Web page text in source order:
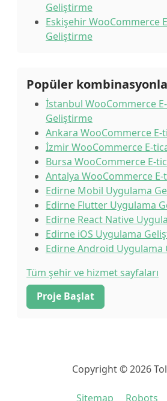
Geliştirme
Eskişehir WooCommerce
Geliştirme
Popüler
İstanbul WooCommerce
Geliştirme
Ankara WooCommerce
İzmir WooCommerce E-
Bursa WooCommerce E-
Antalya WooCommerce
Edirne Mobil Uygulama
Edirne Flutter Uygulama
Edirne React Native
Edirne iOS Uygulama
Edirne Android Uygulama
Tüm şehir ve hizmet sayfaları
Proje Başlat
Copyright © 2026
Sitemap Robots